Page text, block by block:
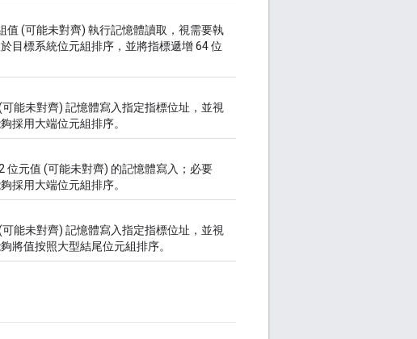
值 (可能未對齊) 執行記憶體讀取，視需要執
目標系統位元組排序，並將指標遞增 64 位
能未對齊) 記憶體寫入指定指標位址，並視
採用大端位元組排序。
位元值 (可能未對齊) 的記憶體寫入；必要
採用大端位元組排序。
能未對齊) 記憶體寫入指定指標位址，並視
將值按照大型結尾位元組排序。